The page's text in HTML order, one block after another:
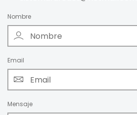
Nombre
Email
Mensaje